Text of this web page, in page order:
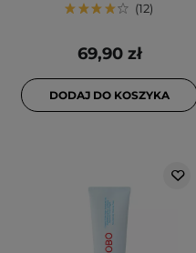
12
69,90 zł
DODAJ DO KOSZYKA